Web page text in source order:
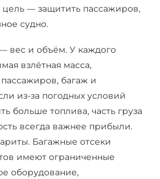
цель — защитить пассажиров,
судно.
вес и объём. У каждого
взлётная масса,
багаж и
из-за погодных условий
больше топлива, часть груза
всегда важнее прибыли.
Багажные отсеки
имеют ограниченные
оборудование,